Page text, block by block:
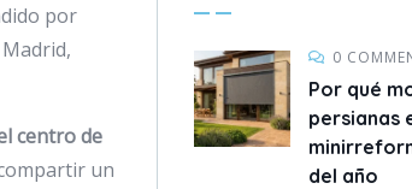
por
centro de
un
0
Por qué
persianas
del año